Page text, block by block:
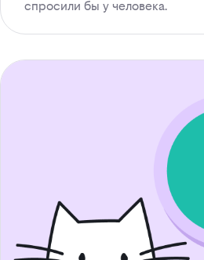
спросили бы у человека.